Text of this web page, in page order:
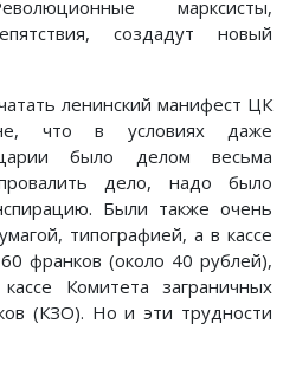
марксисты,
создадут новый
ленинский манифест ЦК
что в условиях даже
было делом весьма
дело, надо было
Были также очень
типографией, а в кассе
франков (около 40 рублей),
Комитета заграничных
(КЗО). Но и эти трудности